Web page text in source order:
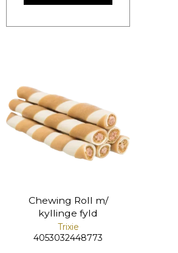
Chewing Roll m/
kyllinge fyld
Trixie
4053032448773